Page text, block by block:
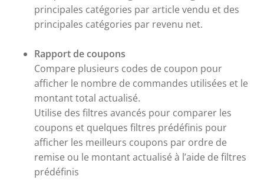
principales catégories par article vendu et des
principales catégories par revenu net.
Rapport de coupons
Compare plusieurs codes de coupon pour
afficher le nombre de commandes utilisées et le
montant total actualisé.
Utilise des filtres avancés pour comparer les
coupons et quelques filtres prédéfinis pour
afficher les meilleurs coupons par ordre de
remise ou le montant actualisé à l’aide de filtres
prédéfinis